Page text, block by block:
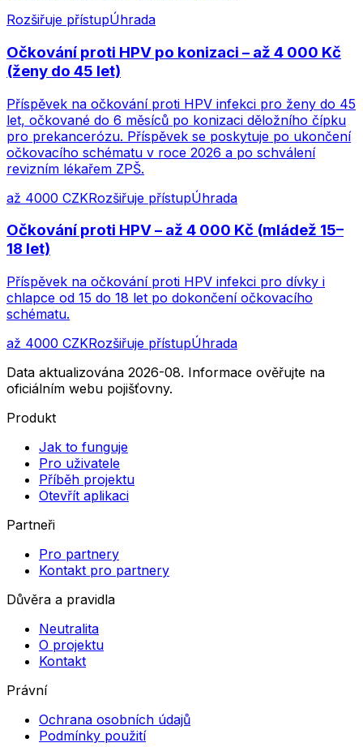
Rozšiřuje přístupÚhrada
Očkování proti HPV po konizaci – až 4 000 Kč
(ženy do 45 let)
Příspěvek na očkování proti HPV infekci pro ženy do 45
let, očkované do 6 měsíců po konizaci děložního čípku
pro prekancerózu. Příspěvek se poskytuje po ukončení
očkovacího schématu v roce 2026 a po schválení
revizním lékařem ZPŠ.
až 4000 CZKRozšiřuje přístupÚhrada
Očkování proti HPV – až 4 000 Kč (mládež 15–
18 let)
Příspěvek na očkování proti HPV infekci pro dívky i
chlapce od 15 do 18 let po dokončení očkovacího
schématu.
až 4000 CZKRozšiřuje přístupÚhrada
Data aktualizována 2026-08. Informace ověřujte na
oficiálním webu pojišťovny.
Produkt
Jak to funguje
Pro uživatele
Příběh projektu
Otevřít aplikaci
Partneři
Pro partnery
Kontakt pro partnery
Důvěra a pravidla
Neutralita
O projektu
Kontakt
Právní
Ochrana osobních údajů
Podmínky použití